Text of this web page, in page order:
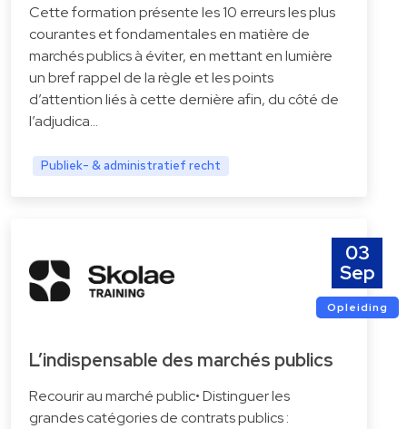
Cette formation présente les 10 erreurs les plus
courantes et fondamentales en matière de
marchés publics à éviter, en mettant en lumière
un bref rappel de la règle et les points
d’attention liés à cette dernière afin, du côté de
l’adjudica…
Publiek- & administratief recht
03
Sep
Opleiding
L’indispensable des marchés publics
Recourir au marché public• Distinguer les
grandes catégories de contrats publics :